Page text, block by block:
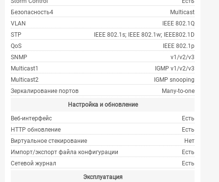
Безопасность4
Multicast
VLAN
IEEE 802.1Q
STP
IEEE 802.1s; IEEE 802.1w; IEEE802.1D
QoS
IEEE 802.1p
SNMP
v1/v2/v3
Multicast1
IGMP v1/v2/v3
Multicast2
IGMP snooping
Зеркалирование портов
Many-to-one
Настройка и обновление
Веб-интерфейс
Есть
HTTP обновление
Есть
Виртуальное стекирование
Нет
Импорт/экспорт файла конфигурации
Есть
Сетевой журнал
Есть
Эксплуатация